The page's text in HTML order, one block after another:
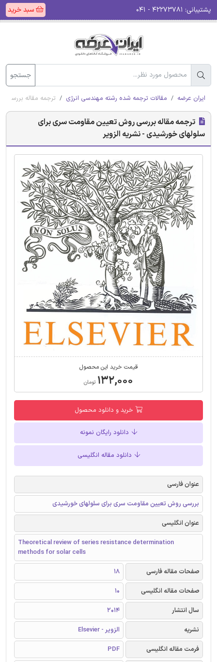
پشتیبانی: سبد خرید
جستجو
ایران عرضه مقالات ترجمه شده رشته مهندسی انرژی ترجمه مقاله بررسی
ترجمه مقاله بررسی روش تعیین مقاومت سری برای
سلولهای خورشیدی‌ - نشریه الزویر
قیمت خرید این محصول
۱۳۲,۰۰۰ تومان
خرید و دانلود محصول
دانلود رایگان نمونه
دانلود مقاله انگلیسی
عنوان فارسی
بررسی روش تعیین مقاومت سری برای سلولهای خورشیدی‌
عنوان انگلیسی
Theoretical review of series resistance determination
methods for solar cells
صفحات مقاله فارسی
18
صفحات مقاله انگلیسی
10
سال انتشار
2014
نشریه
الزویر - Elsevier
فرمت مقاله انگلیسی
PDF